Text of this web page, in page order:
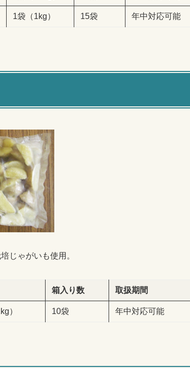
1袋（1kg） 15袋 年中対応可能
じゃがいも使用。
箱入り数 取扱期間
） 10袋 年中対応可能